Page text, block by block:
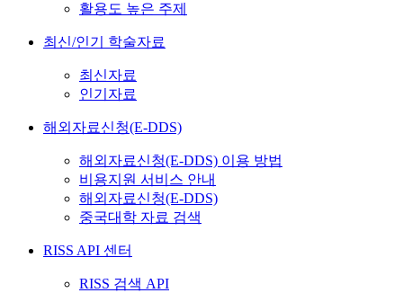
활용도 높은 주제
최신/인기 학술자료
최신자료
인기자료
해외자료신청(E-DDS)
해외자료신청(E-DDS) 이용 방법
비용지원 서비스 안내
해외자료신청(E-DDS)
중국대학 자료 검색
RISS API 센터
RISS 검색 API